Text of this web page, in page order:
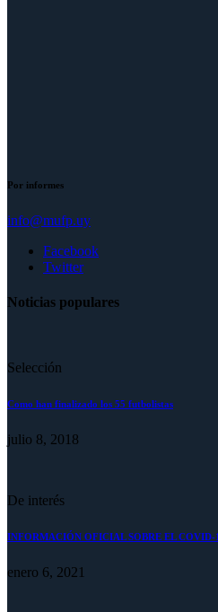
Por informes
info@mufp.uy
Facebook
Twitter
Noticias populares
Selección
Como han finalizado los 55 futbolistas
julio 8, 2018
De interés
INFORMACIÓN OFICIAL SOBRE EL COVID-
enero 6, 2021